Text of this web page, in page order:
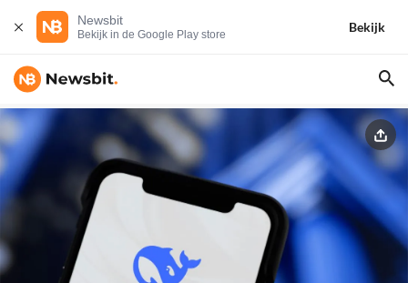
Newsbit
Bekijk in de Google Play store
Bekijk